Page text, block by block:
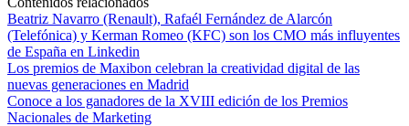
Beatriz Navarro (Renault), Rafaél Fernández de Alarcón
(Telefónica) y Kerman Romeo (KFC) son los CMO más influyentes
de España en Linkedin
Los premios de Maxibon celebran la creatividad digital de las
nuevas generaciones en Madrid
Conoce a los ganadores de la XVIII edición de los Premios
Nacionales de Marketing